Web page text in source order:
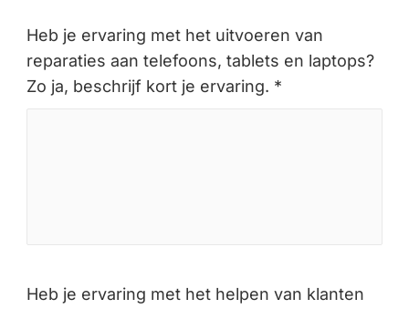
Heb je ervaring met het uitvoeren van
reparaties aan telefoons, tablets en laptops?
Zo ja, beschrijf kort je ervaring. *
Heb je ervaring met het helpen van klanten